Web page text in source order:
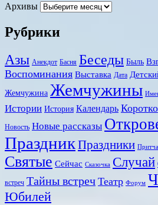
Архивы
Рубрики
Азы Анекдот Басня Беседы Быль
Воспоминания Выставка Дата
Жемчужина Жемчужины
Истории История Календарь Коротко
Новость Новые рассказы
ПраздникПраздники Притча
Святые Сейчас Сказочка Случай
встреч Тайны встреч Театр Форум
Юбилей